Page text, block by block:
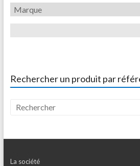
Rechercher un produit par
La société